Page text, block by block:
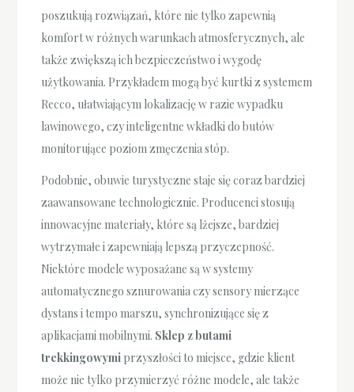
poszukują rozwiązań, które nie tylko zapewnią
komfort w różnych warunkach atmosferycznych, ale
także zwiększą ich bezpieczeństwo i wygodę
użytkowania. Przykładem mogą być kurtki z systemem
Recco, ułatwiającym lokalizację w razie wypadku
lawinowego, czy inteligentne wkładki do butów
monitorujące poziom zmęczenia stóp.
Podobnie, obuwie turystyczne staje się coraz bardziej
zaawansowane technologicznie. Producenci stosują
innowacyjne materiały, które są lżejsze, bardziej
wytrzymałe i zapewniają lepszą przyczepność.
Niektóre modele wyposażane są w systemy
automatycznego sznurowania czy sensory mierzące
dystans i tempo marszu, synchronizujące się z
aplikacjami mobilnymi. Sklep z butami
trekkingowymi przyszłości to miejsce, gdzie klient
może nie tylko przymierzyć różne modele, ale także